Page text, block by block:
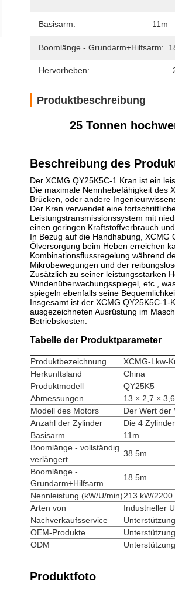
Basisarm: 11m
Boomlänge - Grundarm+Hilfsarm:
Hervorheben:
Produktbeschreibung
25 Tonnen
Beschreibung des
Der XCMG QY25K5C-1 Kran ist ein
Die maximale Nennhebefähigkeit des
Brücken, oder andere
Der Kran verwendet eine
Leistungstransmissionssystem mit
einen geringen Kraftstoffverbrauch
In Bezug auf die Handhabung,
Ölversorgung beim Heben erreichen
Kombinationsflussregelung während
Mikrobewegungen und der
Zusätzlich zu seiner leistungsstarken
Windenüberwachungsspiegel, etc.,
spiegeln ebenfalls seine
Insgesamt ist der XCMG QY25K5C-
ausgezeichneten Ausrüstung im
Betriebskosten.
Tabelle der Produktparameter
Produktbezeichnung
XCMG-Lkw-
Herkunftsland
China
Produktmodell
QY25K5
Abmessungen
13 × 2,7 ×
Modell des Motors
Der Wert der
Anzahl der Zylinder
Die 4 Zylinder
Basisarm
11m
Boomlänge - vollständig
verlängert
38.5m
Boomlänge -
Grundarm+Hilfsarm
18.5m
Nennleistung (kW/U/min)213 kW/2200
Arten von
Industrieller
Nachverkaufsservice
Unterstützung
OEM-Produkte
Unterstützung
ODM
Unterstützung
Produktfoto